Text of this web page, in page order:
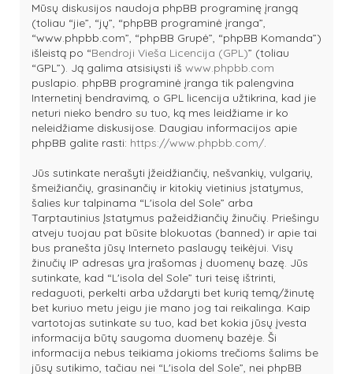
Mūsų diskusijos naudoja phpBB programinę įrangą
(toliau “jie”, “jų”, “phpBB programinė įranga”,
“www.phpbb.com”, “phpBB Grupė”, “phpBB Komanda”)
išleistą po “Bendroji Vieša Licencija (GPL)” (toliau
“GPL”). Ją galima atsisiųsti iš www.phpbb.com
puslapio. phpBB programinė įranga tik palengvina
Internetinį bendravimą, o GPL licencija užtikrina, kad jie
neturi nieko bendro su tuo, ką mes leidžiame ir ko
neleidžiame diskusijose. Daugiau informacijos apie
phpBB galite rasti: https://www.phpbb.com/.
Jūs sutinkate nerašyti įžeidžiančių, nešvankių, vulgarių,
šmeižiančių, grasinančių ir kitokių vietinius įstatymus,
šalies kur talpinama “L'isola del Sole” arba
Tarptautinius Įstatymus pažeidžiančių žinučių. Priešingu
atveju tuojau pat būsite blokuotas (banned) ir apie tai
bus pranešta jūsų Interneto paslaugų teikėjui. Visų
žinučių IP adresas yra įrašomas į duomenų bazę. Jūs
sutinkate, kad “L'isola del Sole” turi teisę ištrinti,
redaguoti, perkelti arba uždaryti bet kurią temą/žinutę
bet kuriuo metu jeigu jie mano jog tai reikalinga. Kaip
vartotojas sutinkate su tuo, kad bet kokia jūsų įvesta
informacija būtų saugoma duomenų bazėje. Ši
informacija nebus teikiama jokioms trečioms šalims be
jūsų sutikimo, tačiau nei “L'isola del Sole”, nei phpBB